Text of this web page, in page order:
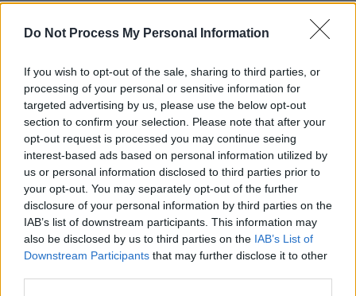
Do Not Process My Personal Information
If you wish to opt-out of the sale, sharing to third parties, or
processing of your personal or sensitive information for
targeted advertising by us, please use the below opt-out
section to confirm your selection. Please note that after your
opt-out request is processed you may continue seeing
interest-based ads based on personal information utilized by
us or personal information disclosed to third parties prior to
your opt-out. You may separately opt-out of the further
disclosure of your personal information by third parties on the
IAB’s list of downstream participants. This information may
also be disclosed by us to third parties on the IAB’s List of
Downstream Participants that may further disclose it to other
Και προσθέτει: «Δι΄ αυτής της μεθοδεύσεως
συνταγματικώς κατοχυρωμένου
δικαιώματος του εκλέγεσθαι δια του
προβλεπόμενου στη διάταξη της παρ. 1
εδαφ.α’ του άρθρου 32 του π.δ. 26/2012
συνασπισμού ανεξάρτητων υποψηφίων
επιχειρείται η συμμετοχή στις εθνικές
εκλογές της 25ης -6-2023 του
αποκλεισθέντος κομματικού σχηματισμού,
δηλαδή του πολιτικού κόμματος «Εθνικό
Κόμμα ΕΛΛΗΝΕΣ», με σκοπό να
καταστρατηγηθούν οι κατά τα ανωτέρω